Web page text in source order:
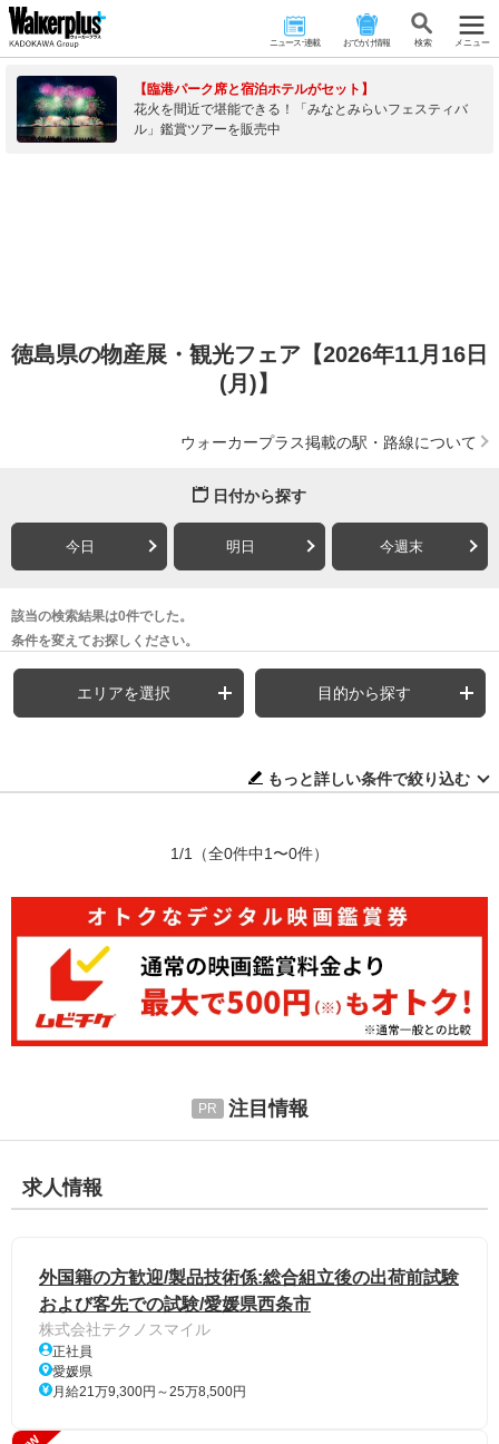
ニュース･連載 おでかけ情報 検 索 メニュー
【臨港パーク席と宿泊ホテルがセット】
花火を間近で堪能できる！「みなとみらいフェスティバ
ル」鑑賞ツアーを販売中
徳島県の物産展・観光フェア【2026年11月16日
(月)】
ウォーカープラス掲載の駅・路線について
日付から探す
今日 明日 今週末
該当の検索結果は0件でした。
条件を変えてお探しください。
エリアを選択 目的から探す
もっと詳しい条件で絞り込む
1/1 （全0件中1〜0件）
注目情報
求人情報
外国籍の方歓迎/製品技術係:総合組立後の出荷前試験
および客先での試験/愛媛県西条市
株式会社テクノスマイル
正社員
愛媛県
月給21万9,300円～25万8,500円